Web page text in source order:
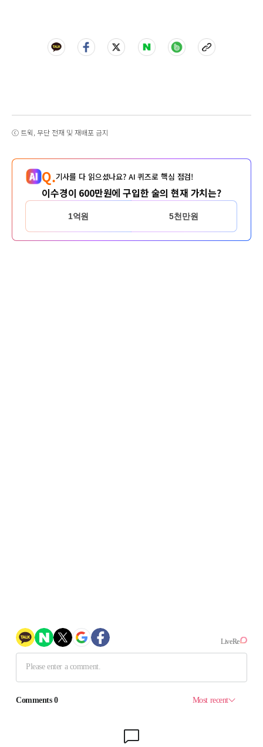
ⓒ 트윅, 무단 전재 및 재배포 금지
Q.기사를 다 읽으셨나요? AI 퀴즈로 핵심 점검!
이수경이 600만원에 구입한 술의 현재 가치는?
1억원 5천만원